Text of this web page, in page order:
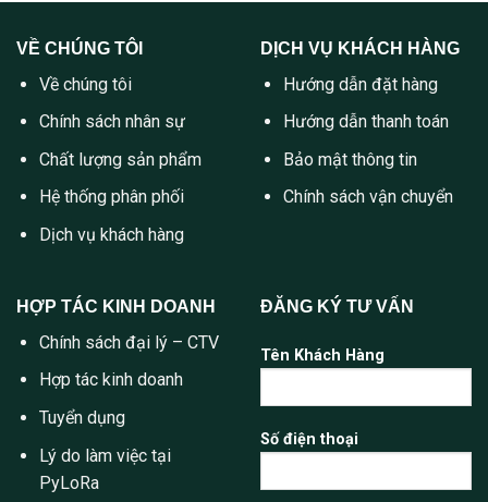
VỀ CHÚNG TÔI
Về chúng tôi
Chính sách nhân sự
Chất lượng sản phẩm
Hệ thống phân phối
Dịch vụ khách hàng
DỊCH VỤ KHÁCH HÀNG
Hướng dẫn đặt hàng
Hướng dẫn thanh toán
Bảo mật thông tin
Chính sách vận chuyển
HỢP TÁC KINH DOANH
Chính sách đại lý – CTV
Hợp tác kinh doanh
Tuyển dụng
Lý do làm việc tại
PyLoRa
ĐĂNG KÝ TƯ VẤN
Tên Khách Hàng
Số điện thoại